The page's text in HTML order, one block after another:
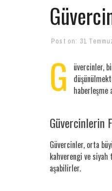
Post on: 31
G
üvercinler,
haberleşme
Güvercinlerin
Güvercinler, orta
kahverengi ve siyah
aşabilirler.